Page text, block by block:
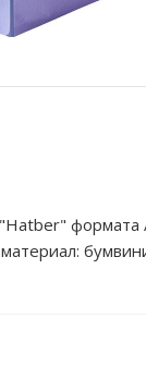
формата